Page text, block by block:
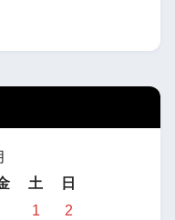
土
日
1
2